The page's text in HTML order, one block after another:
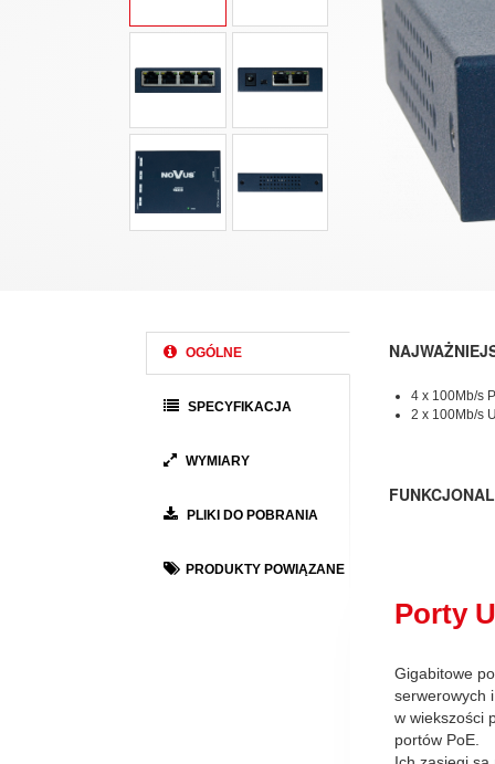
OGÓLNE
SPECYFIKACJA
WYMIARY
PLIKI DO POBRANIA
PRODUKTY POWIĄZANE
4 x 100Mb/s
2 x 100Mb/s
Porty
Gigabitowe
serwerowych
w wiekszości
portów PoE.